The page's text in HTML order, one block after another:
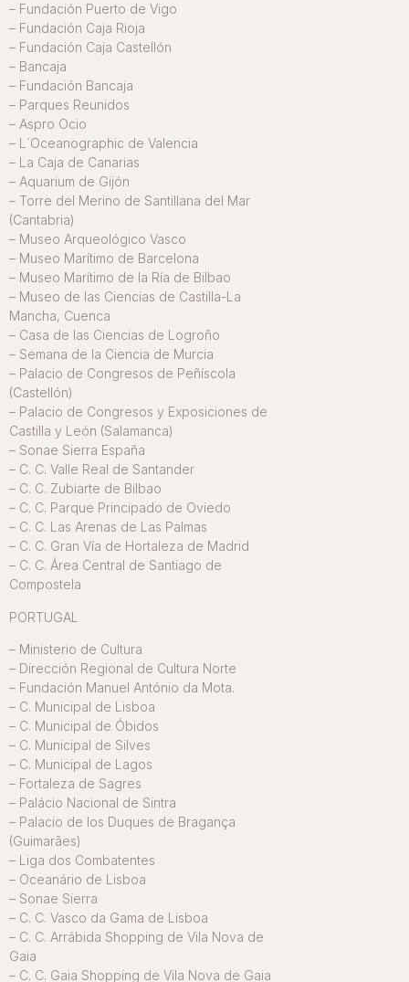
– Fundación Puerto de Vigo
– Fundación Caja Rioja
– Fundación Caja Castellón
– Bancaja
– Fundación Bancaja
– Parques Reunidos
– Aspro Ocio
– L´Oceanographic de Valencia
– La Caja de Canarias
– Aquarium de Gijón
– Torre del Merino de Santillana del Mar
(Cantabria)
– Museo Arqueológico Vasco
– Museo Marítimo de Barcelona
– Museo Marítimo de la Ría de Bilbao
– Museo de las Ciencias de Castilla-La
Mancha, Cuenca
– Casa de las Ciencias de Logroño
– Semana de la Ciencia de Murcia
– Palacio de Congresos de Peñíscola
(Castellón)
– Palacio de Congresos y Exposiciones de
Castilla y León (Salamanca)
– Sonae Sierra España
– C. C. Valle Real de Santander
– C. C. Zubiarte de Bilbao
– C. C. Parque Principado de Oviedo
– C. C. Las Arenas de Las Palmas
– C. C. Gran Vía de Hortaleza de Madrid
– C. C. Área Central de Santiago de
Compostela
PORTUGAL
– Ministerio de Cultura
– Dirección Regional de Cultura Norte
– Fundación Manuel António da Mota.
– C. Municipal de Lisboa
– C. Municipal de Óbidos
– C. Municipal de Silves
– C. Municipal de Lagos
– Fortaleza de Sagres
– Palácio Nacional de Sintra
– Palacio de los Duques de Bragança
(Guimarães)
– Liga dos Combatentes
– Oceanário de Lisboa
– Sonae Sierra
– C. C. Vasco da Gama de Lisboa
– C. C. Arrábida Shopping de Vila Nova de
Gaia
– C. C. Gaia Shopping de Vila Nova de Gaia